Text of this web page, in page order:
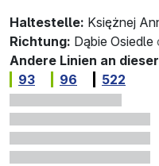
Haltestelle: Księżnej
Richtung: Dąbie Osiedle
Andere Linien an
93
96 522